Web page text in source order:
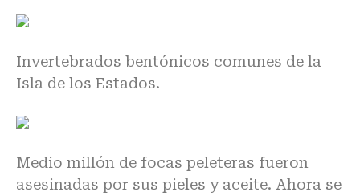
Invertebrados bentónicos comunes de la
Isla de los Estados.
Medio millón de focas peleteras fueron
asesinadas por sus pieles y aceite. Ahora se